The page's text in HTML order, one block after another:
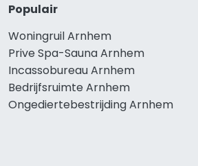
Populair
Woningruil Arnhem
Prive Spa-Sauna Arnhem
Incassobureau Arnhem
Bedrijfsruimte Arnhem
Ongediertebestrijding Arnhem